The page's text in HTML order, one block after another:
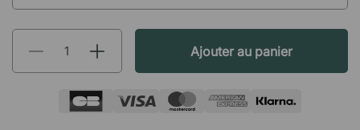
Ajouter au panier